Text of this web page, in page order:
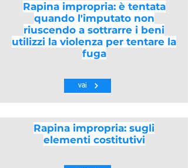
Rapina impropria: è tentata
quando l'imputato non
riuscendo a sottrarre i beni
utilizzi la violenza per tentare la
fuga
vai
Rapina impropria: sugli
elementi costitutivi